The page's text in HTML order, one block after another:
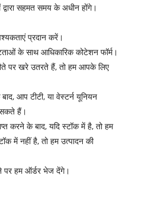
सहमत समय के अधीन होंगे।
प्रदान करें।
के साथ आधिकारिक कोटेशन फॉर्म।
पर खरे उतरते हैं, तो हम आपके लिए
आप टीटी, या वेस्टर्न यूनियन
सकते हैं।
करने के बाद, यदि स्टॉक में है, तो हम
में नहीं है, तो हम उत्पादन की
पर हम ऑर्डर भेज देंगे।